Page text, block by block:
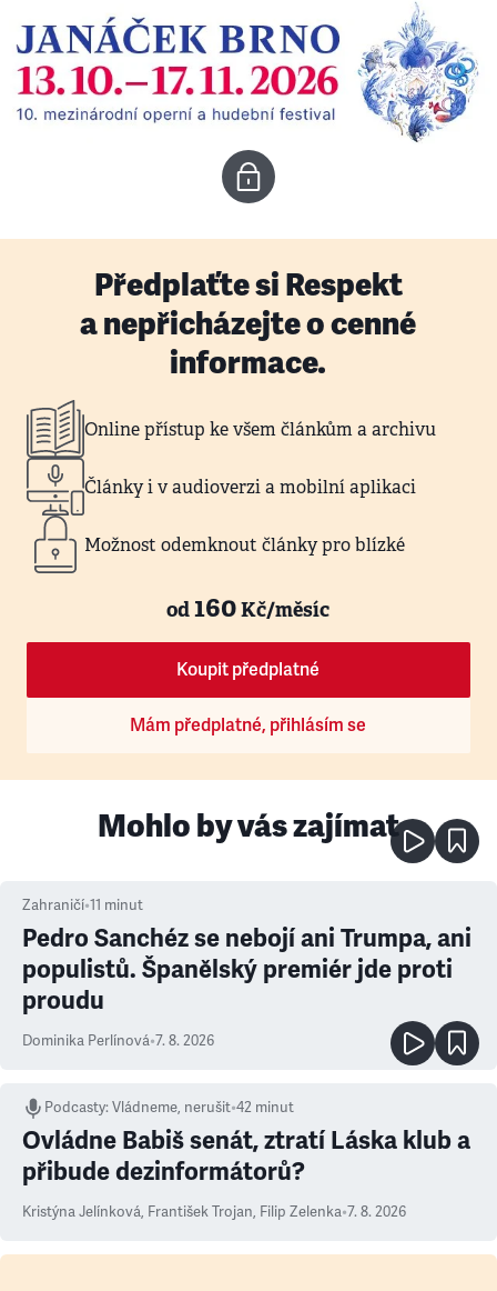
Předplaťte si Respekt
a nepřicházejte o cenné
informace.
Online přístup ke všem článkům a archivu
Články i v audioverzi a mobilní aplikaci
Možnost odemknout články pro blízké
od160Kč/měsíc
Koupit předplatné
Mám předplatné, přihlásím se
Mohlo by vás zajímat
Zahraničí•11 minut
Pedro Sanchéz se nebojí ani Trumpa, ani
populistů. Španělský premiér jde proti
proudu
Dominika Perlínová•7. 8. 2026
Podcasty:Vládneme, nerušit•42 minut
Ovládne Babiš senát, ztratí Láska klub a
přibude dezinformátorů?
Kristýna Jelínková, František Trojan, Filip Zelenka•7. 8. 2026